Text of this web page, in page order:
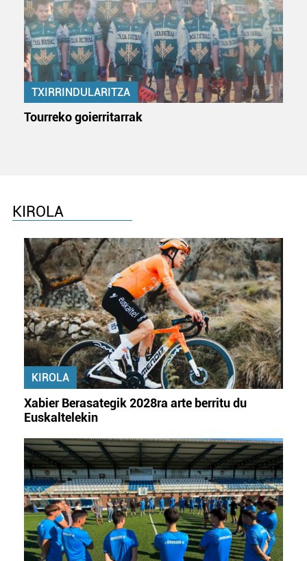
baliatzen gara. Ohar hau onartuz gero, teknologia hori
erabiltzeko baimen esplizitua ematen diguzu.Gehiago
irakurri
TXIRRINDULARITZA
Tourreko goierritarrak
KIROLA
KIROLA
Xabier Berasategik 2028ra arte berritu du
Euskaltelekin